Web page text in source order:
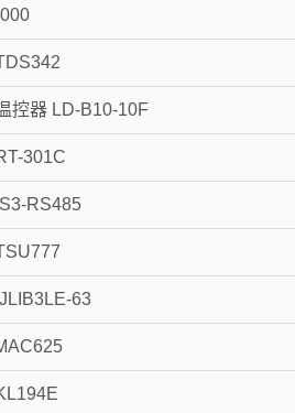
控器 LD-B10-10F
301C
RS485
63